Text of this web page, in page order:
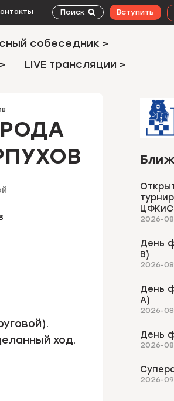
Поиск Вступить
собеседник >
LIVE трансляции >
ход.
2026-
День
В)
2026-
День
А)
2026-
День
2026-
2026-